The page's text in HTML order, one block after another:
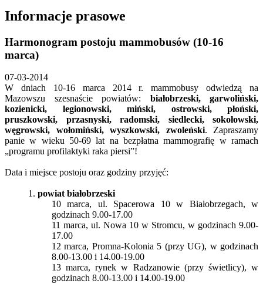
Informacje prasowe
Harmonogram postoju mammobusów (10-16
marca)
07-03-2014
W dniach 10-16 marca 2014 r. mammobusy odwiedzą na
Mazowszu szesnaście powiatów: białobrzeski, garwoliński,
kozienicki, legionowski, miński, ostrowski, płoński,
pruszkowski, przasnyski, radomski, siedlecki, sokołowski,
węgrowski, wołomiński, wyszkowski, zwoleński. Zapraszamy
panie w wieku 50-69 lat na bezpłatna mammografię w ramach
„programu profilaktyki raka piersi”!
Data i miejsce postoju oraz godziny przyjęć:
1. powiat białobrzeski
10 marca, ul. Spacerowa 10 w Białobrzegach, w
godzinach 9.00-17.00
11 marca, ul. Nowa 10 w Stromcu, w godzinach 9.00-
17.00
12 marca, Promna-Kolonia 5 (przy UG), w godzinach
8.00-13.00 i 14.00-19.00
13 marca, rynek w Radzanowie (przy świetlicy), w
godzinach 8.00-13.00 i 14.00-19.00